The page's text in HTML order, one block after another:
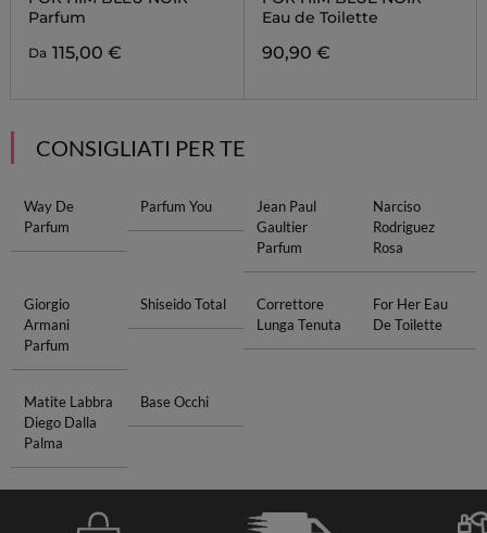
Parfum
Da 115,00 €
Eau de Toilette
90,90 €
CONSIGLIATI PER TE
Way De
Parfum
Parfum You
Jean Paul
Gaultier
Parfum
Narciso
Rodriguez
Rosa
Giorgio
Armani
Parfum
Shiseido Total
Correttore
Lunga Tenuta
For Her Eau
De Toilette
Matite Labbra
Diego Dalla
Palma
Base Occhi